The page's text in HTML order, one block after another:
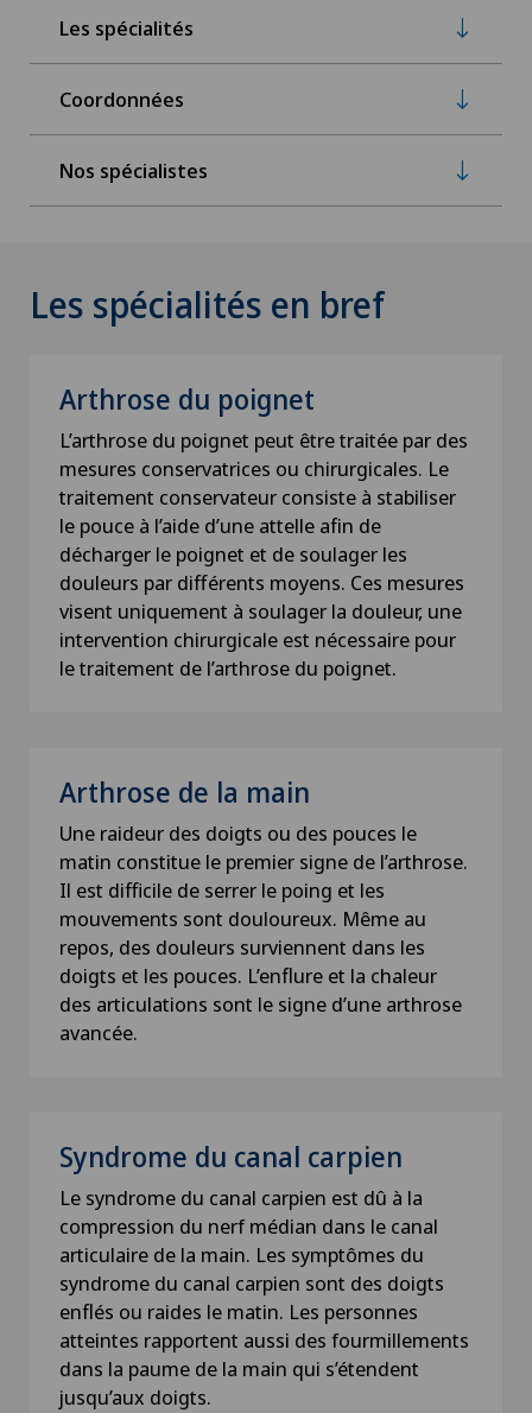
Les spécialités
Coordonnées
Nos spécialistes
Les spécialités en bref
Arthrose du poignet
L’arthrose du poignet peut être traitée par des
mesures conservatrices ou chirurgicales. Le
traitement conservateur consiste à stabiliser
le pouce à l’aide d’une attelle afin de
décharger le poignet et de soulager les
douleurs par différents moyens. Ces mesures
visent uniquement à soulager la douleur, une
intervention chirurgicale est nécessaire pour
le traitement de l’arthrose du poignet.
Arthrose de la main
Une raideur des doigts ou des pouces le
matin constitue le premier signe de l’arthrose.
Il est difficile de serrer le poing et les
mouvements sont douloureux. Même au
repos, des douleurs surviennent dans les
doigts et les pouces. L’enflure et la chaleur
des articulations sont le signe d’une arthrose
avancée.
Syndrome du canal carpien
Le syndrome du canal carpien est dû à la
compression du nerf médian dans le canal
articulaire de la main. Les symptômes du
syndrome du canal carpien sont des doigts
enflés ou raides le matin. Les personnes
atteintes rapportent aussi des fourmillements
dans la paume de la main qui s’étendent
jusqu’aux doigts.